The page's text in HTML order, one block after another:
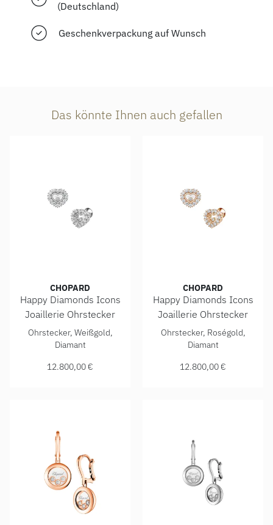
(Deutschland)
Geschenkverpackung auf Wunsch
Das könnte Ihnen auch gefallen
CHOPARD
Happy Diamonds Icons
Joaillerie Ohrstecker
Chopard Happy Diamonds Icons Joaillerie Ohrstecker,
Ohrstecker, Weißgold,
Diamant
12.800,00 €
CHOPARD
Happy Diamonds Icons
Joaillerie Ohrstecker
Chopard Happy Diamonds
Ohrstecker, Roségold,
Diamant
12.800,00 €